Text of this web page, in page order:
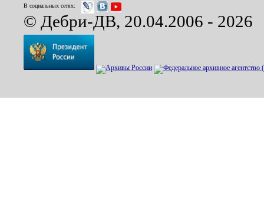
В социальных сетях:
© Дебри-ДВ, 20.04.2006 - 2026